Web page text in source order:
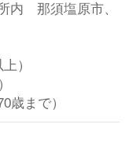
内 那須塩原市、
）
歳まで）